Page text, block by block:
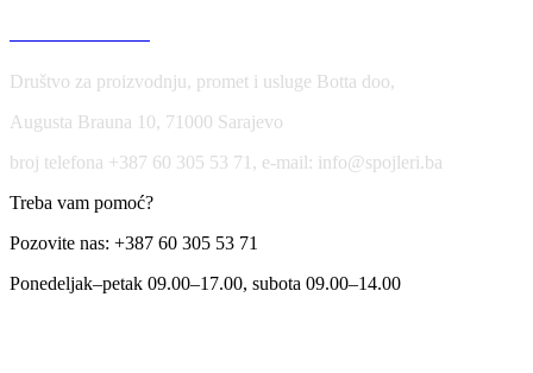
Društvo za proizvodnju, promet i usluge Botta doo,
Augusta Brauna 10, 71000 Sarajevo
broj telefona +387 60 305 53 71, e-mail: info@spojleri.ba
Treba vam pomoć?
Pozovite nas: +387 60 305 53 71
Ponedeljak–petak 09.00–17.00, subota 09.00–14.00